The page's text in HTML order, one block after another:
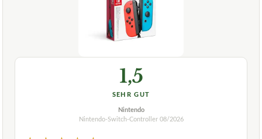
1,5
SEHR GUT
Nintendo
Nintendo-Switch-Controller 08/2026